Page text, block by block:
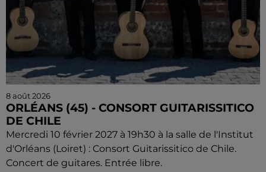
8 août 2026
ORLÉANS (45) - CONSORT GUITARISSITICO
DE CHILE
Mercredi 10 février 2027 à 19h30 à la salle de l'Institut
d'Orléans (Loiret) : Consort Guitarissitico de Chile.
Concert de guitares. Entrée libre.